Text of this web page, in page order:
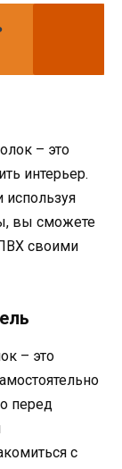
– это
интерьер.
используя
вы сможете
своими
– это
перед
с